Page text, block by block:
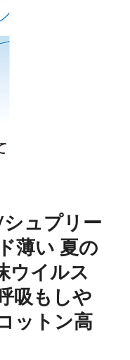
シュプリー
薄い 夏の
ウイルス
吸もしや
ットン高